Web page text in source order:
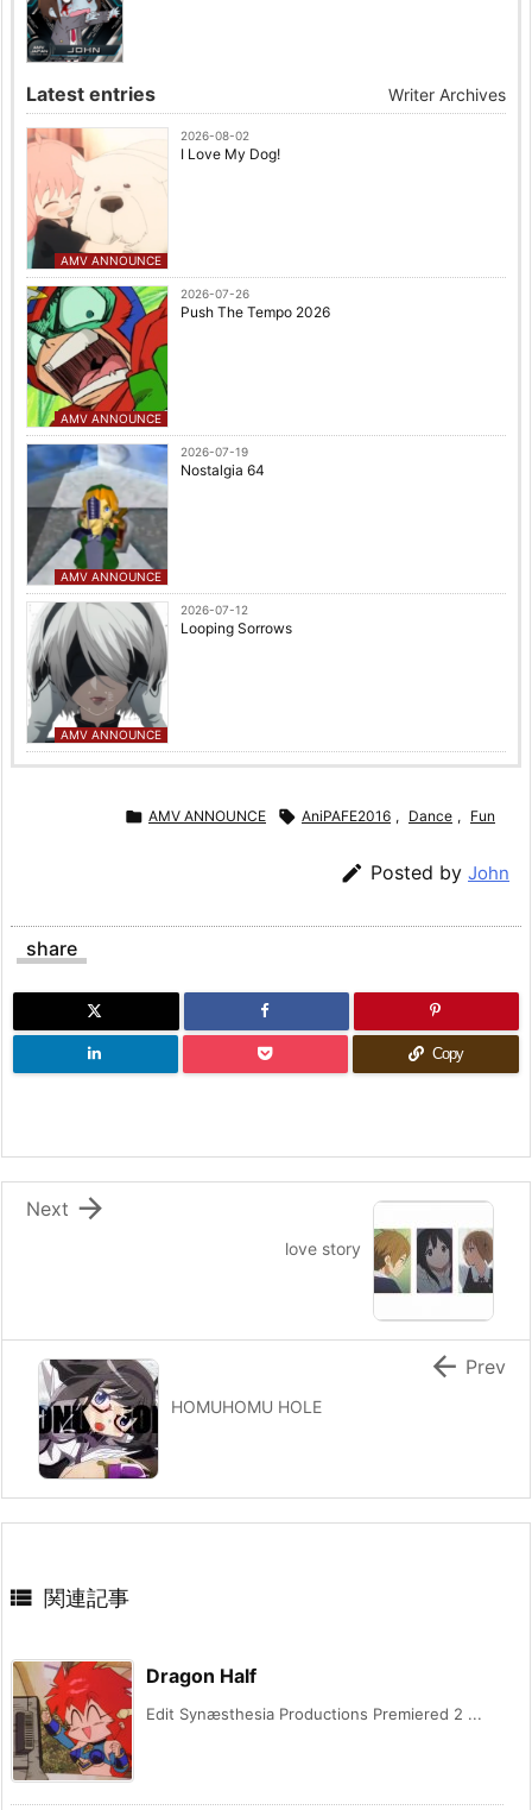
Latest entries Writer Archives
AMV ANNOUNCE
2026-08-02
I Love My Dog!
AMV ANNOUNCE
2026-07-26
Push The Tempo 2026
AMV ANNOUNCE
2026-07-19
Nostalgia 64
AMV ANNOUNCE
2026-07-12
Looping Sorrows
 AMV ANNOUNCE  AniPAFE2016 , Dance , Fun
 Posted by John
share
Copy
love story

Next
HOMUHOMU HOLE
 Prev
 関連記事
Dragon Half
Edit Synæsthesia Productions Premiered 2 ...